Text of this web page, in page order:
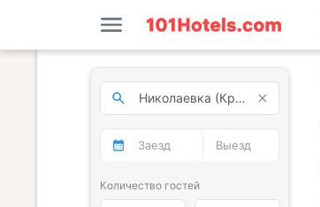
Количество гостей